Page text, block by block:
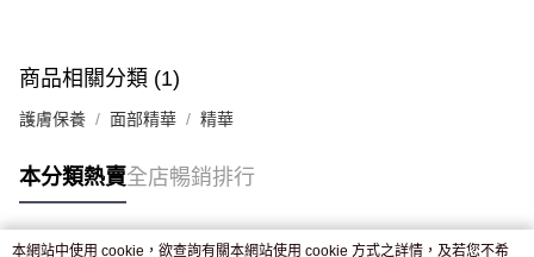
付款後門市自取，訂單確認後2-4個工作天到店，7天內取。逾期後
商品相關分類 (1)
護膚保養 面部精華 精華
本分類熱賣全店暢銷排行
本網站中使用 cookie，欲查詢有關本網站使用 cookie 方式之詳情，及若您不希